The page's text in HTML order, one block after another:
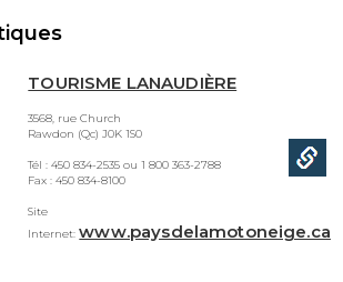
TOURISME LANAUDIÈRE
3568, rue Church
Rawdon (Qc) J0K 1S0
Tél : 450 834-2535 ou 1 800 363-2788
Fax : 450 834-8100
Site
Internet:www.paysdelamotoneige.ca